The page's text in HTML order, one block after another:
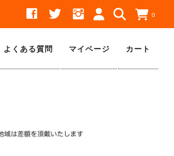
0
よくある質問 マイページ カート